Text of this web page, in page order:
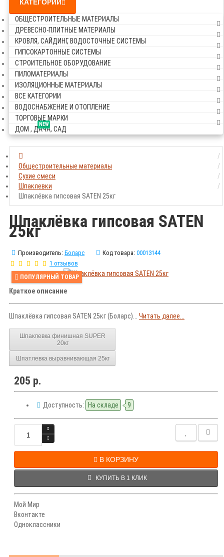
КАТЕГОРИИ
ОБЩЕСТРОИТЕЛЬНЫЕ МАТЕРИАЛЫ
ДРЕВЕСНО-ПЛИТНЫЕ МАТЕРИАЛЫ
КРОВЛЯ, САЙДИНГ, ВОДОСТОЧНЫЕ СИСТЕМЫ
ГИПСОКАРТОННЫЕ СИСТЕМЫ
СТРОИТЕЛЬНОЕ ОБОРУДОВАНИЕ
ПИЛОМАТЕРИАЛЫ
ИЗОЛЯЦИОННЫЕ МАТЕРИАЛЫ
ВСЕ КАТЕГОРИИ
ВОДОСНАБЖЕНИЕ И ОТОПЛЕНИЕ
ТОРГОВЫЕ МАРКИ
NEW
ДОМ , ДАЧА, САД
Общестроительные материалы
Сухие смеси
Шпаклевки
Шпаклёвка гипсовая SATEN 25кг
Шпаклёвка гипсовая SATEN
25кг
Производитель: Боларс Код товара: 00013144
1 отзывов
ПОПУЛЯРНЫЙ ТОВАР
Краткое описание
Шпаклёвка гипсовая SATEN 25кг (Боларс)... Читать далее...
Шпаклевка финишная SUPER
20кг
Шпатлевка выравнивающая 25кг
205 р.
Доступность: На складе 9
В КОРЗИНУ
КУПИТЬ В 1 КЛИК
Мой Мир
Вконтакте
Одноклассники